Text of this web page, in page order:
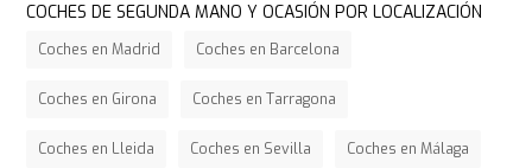
COCHES DE SEGUNDA MANO Y OCASIÓN POR LOCALIZACIÓN
Coches en Madrid Coches en Barcelona
Coches en Girona Coches en Tarragona
Coches en Lleida Coches en Sevilla Coches en Málaga